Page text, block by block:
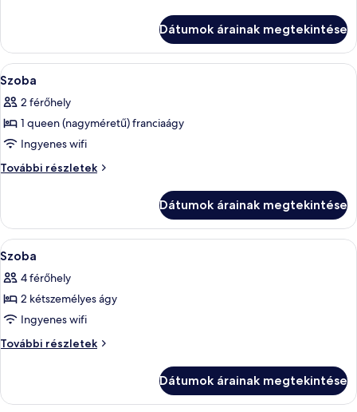
Dátumok árainak megtekintése
A
következő
szoba
összes
képének
megtekintése:
Egy szállodai szoba, amelyben egy
4
Szoba
2 férőhely
1 queen (nagyméretű) franciaágy
Ingyenes wifi
További részletek
Szoba
Dátumok árainak megtekintése
A
következő
szoba
összes
képének
megtekintése:
Egy szállodai szoba két nagy ággyal,
3
Szoba
4 férőhely
2 kétszemélyes ágy
Ingyenes wifi
További részletek
Szoba
Dátumok árainak megtekintése